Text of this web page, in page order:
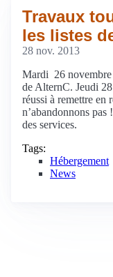
Travaux
les listes
28 nov. 2013
Mardi 26 novembre
de AlternC. Jeudi
réussi à remettre en
n’abandonnons
des services.
Tags:
Hébergement
News